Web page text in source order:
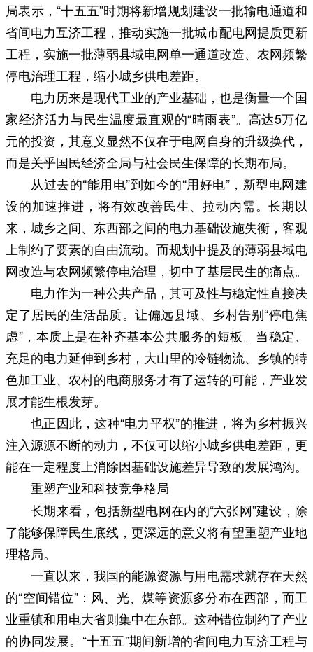
局表示，“十五五”时期将新增规划建设一批输电通道和
省间电力互济工程，推动实施一批城市配电网提质更新
工程，实施一批薄弱县域电网单一通道改造、农网频繁
停电治理工程，缩小城乡供电差距。
电力历来是现代工业的产业基础，也是衡量一个国
家经济活力与民生温度最直观的“晴雨表”。高达5万亿
元的投资，其意义显然不仅在于电网自身的升级换代，
而是关乎国民经济全局与社会民生保障的长期布局。
从过去的“能用电”到如今的“用好电”，新型电网建
设的加速推进，将有效改善民生、拉动内需。长期以
来，城乡之间、东西部之间的电力基础设施失衡，客观
上制约了要素的自由流动。而规划中提及的薄弱县域电
网改造与农网频繁停电治理，切中了基层民生的痛点。
电力作为一种公共产品，其可及性与稳定性直接决
定了居民的生活品质。让偏远县域、乡村告别“停电焦
虑”，本质上是在补齐基本公共服务的短板。当稳定、
充足的电力延伸到乡村，大山里的冷链物流、乡镇的特
色加工业、农村的电商服务才有了运转的可能，产业发
展才能生根发芽。
也正因此，这种“电力平权”的推进，将为乡村振兴
注入源源不断的动力，不仅可以缩小城乡供电差距，更
能在一定程度上消除因基础设施差异导致的发展鸿沟。
重塑产业和科技竞争格局
长期来看，包括新型电网在内的“六张网”建设，除
了能够保障民生底线，更深远的意义将有望重塑产业地
理格局。
一直以来，我国的能源资源与用电需求就存在天然
的“空间错位”：风、光、煤等资源多分布在西部，而工
业重镇和用电大省则集中在东部。这种错位制约了产业
的协同发展。“十五五”期间新增的省间电力互济工程与